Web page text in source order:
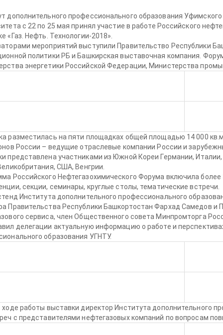
дополнительного профессионального образования
с 22 по 25 мая принял участие в работе Российского
«Газ. Нефть. Технологии-2018».
мероприятий выступили Правительство Республики
политики РБ и Башкирская выставочная компания.
энергетики Российской Федерации, Министерства
разместилась на пяти площадках общей площадью 14 000
России – ведущие отраслевые компании России и
представлена участниками из Южной Кореи Германии,
США, Венгрии.
Российского Нефтегазохимического Форума включила
секции, семинары, круглые столы, тематические встречи.
Института дополнительного профессионального
Правительства Республики Башкортостан Фархад Самедов и
сервиса, член Общественного совета Минпромторга
делегации актуальную информацию о работе и
образования УГНТУ.
работы выставки директор Института дополнительного
с представителями нефтегазовых компаний по вопросам